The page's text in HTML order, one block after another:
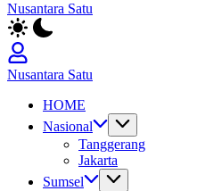
Nusantara Satu
Berita
Untuk
Nusantara
Nusantara Satu
Untuk
Nusantara
HOME
Nasional
Tanggerang
Jakarta
Sumsel